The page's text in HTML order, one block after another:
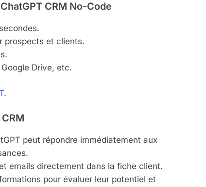
CRM No-Code
prospects et clients.
Drive, etc.
.
peut répondre immédiatement aux
emails directement dans la fiche client.
pour évaluer leur potentiel et